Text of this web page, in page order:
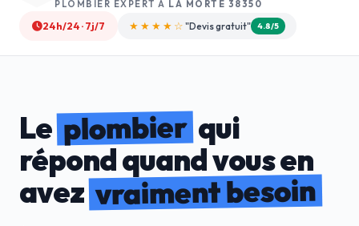
PLOMBIER EXPERT À LA MORTE 38350
24h/24 · 7j/7 ★★★★☆ "Devis gratuit" 4.8/5
Leplombierqui
répond quand vous en
avezvraiment besoin